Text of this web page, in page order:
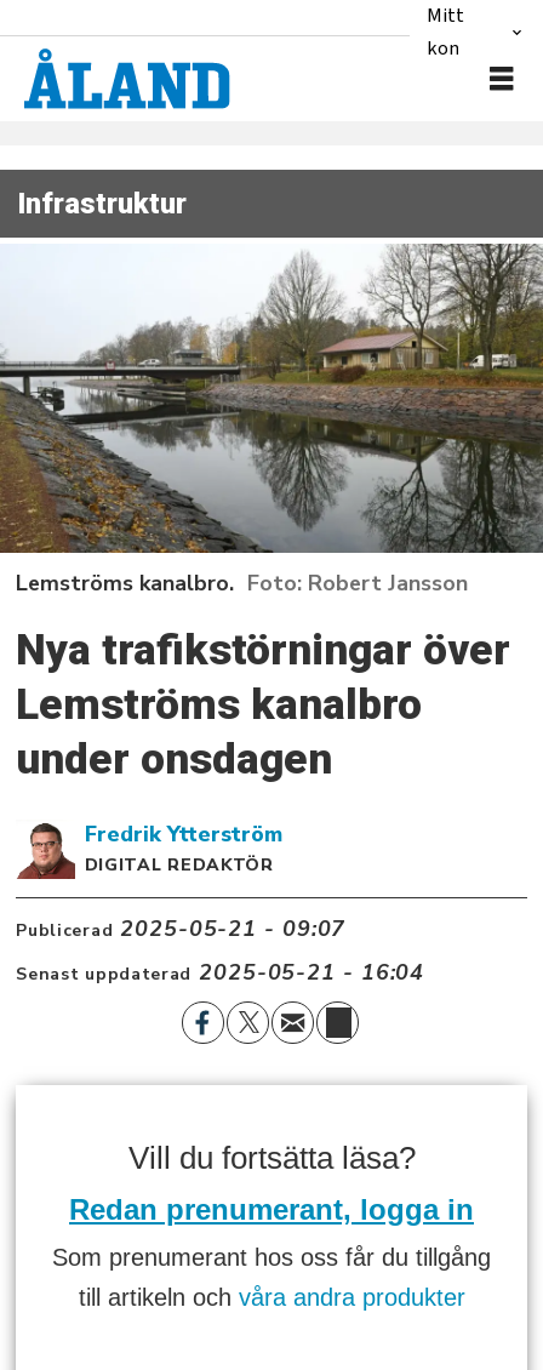
Mitt
konto
Infrastruktur
Lemströms kanalbro. Robert Jansson
Nya trafikstörningar över
Lemströms kanalbro
under onsdagen
Fredrik Ytterström
DIGITAL REDAKTÖR
Publicerad 2025-05-21 - 09:07
Senast uppdaterad 2025-05-21 - 16:04
Vill du fortsätta läsa?
Redan prenumerant, logga in
Som prenumerant hos oss får du tillgång
till artikeln och våra andra produkter